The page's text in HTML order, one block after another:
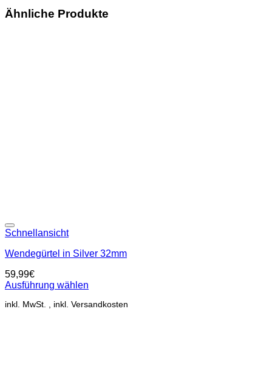
Ähnliche Produkte
Schnellansicht
Wendegürtel in Silver 32mm
59,99€
Ausführung wählen
Produkt
inkl. MwSt.